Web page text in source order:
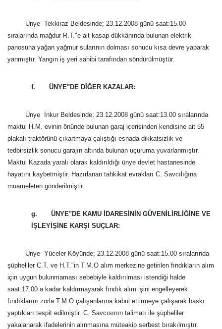
Ünye  Tekkiraz Beldesinde; 23.12.2008 günü saat:15.00
sıralarında mağdur R.T."e ait kasap dükkânında bulunan elektrik
panosuna yağan yağmur sularının dolması sonucu kısa devre yaparak
yanmıştır. Yangın iş yeri sahibi tarafından söndürülmüştür.
f. ÜNYE"DE DİĞER KAZALAR:
Ünye  İnkur Beldesinde; 23.12.2008 günü saat:13.00 sıralarında
maktul H.M. evinin önünde bulunan garaj içerisinden kendisine ait 55
plakalı traktörünü çıkartmaya çalıştığı esnada dikkatsizlik ve
tedbirsizlik sonucu garajın altında bulunan uçuruma yuvarlanmıştır.
Maktul Kazada yaralı olarak kaldırıldığı ünye devlet hastanesinde
hayatını kaybetmiştir. Hazırlanan tahkikat evrakları C. Savcılığına
muameleten gönderilmiştir.
g. ÜNYE"DE KAMU İDARESİNİN GÜVENİLİRLİĞİNE VE
İŞLEYİŞİNE KARŞI SUÇLAR:
Ünye  Yüceler Köyünde; 23.12.2008 günü saat:15.00 sıralarında
şüpheliler C.T. ve H.T."in T.M.O alım merkezine getirilen fındıkların alım
için uygun bulunmaması sebebiyle kaldırılması istendiği halde
saat.17.00 a kadar kaldırmayarak fındık alım işini engelleyerek
fındıklarını zorla T:M:O çalışanlarına kabul ettirmeye çalışarak baskı
yaptıkları tespit edilmiştir. C. Savcısının talimatı ile şüpheliler
yakalanarak ifadelerinin alınmasına müteakip serbest bırakılmıştır.